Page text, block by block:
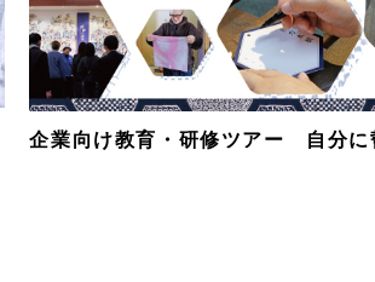
企業向け教育・研修ツアー 自分に